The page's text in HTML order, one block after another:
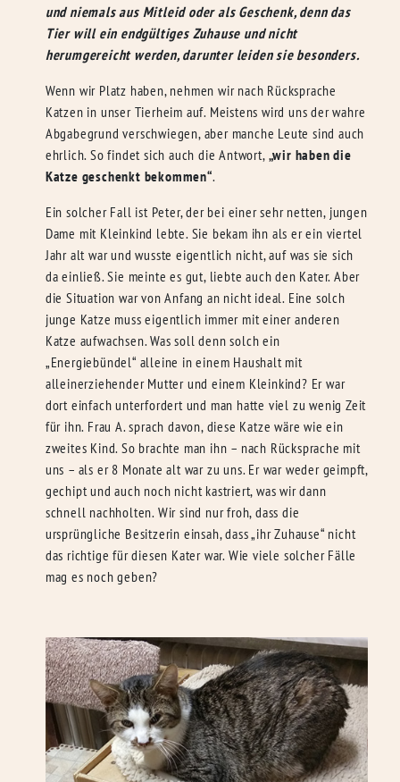
und niemals aus Mitleid oder als Geschenk, denn das
Tier will ein endgültiges Zuhause und nicht
herumgereicht werden, darunter leiden sie besonders.
Wenn wir Platz haben, nehmen wir nach Rücksprache
Katzen in unser Tierheim auf. Meistens wird uns der wahre
Abgabegrund verschwiegen, aber manche Leute sind auch
ehrlich. So findet sich auch die Antwort, „wir haben die
Katze geschenkt bekommen“.
Ein solcher Fall ist Peter, der bei einer sehr netten, jungen
Dame mit Kleinkind lebte. Sie bekam ihn als er ein viertel
Jahr alt war und wusste eigentlich nicht, auf was sie sich
da einließ. Sie meinte es gut, liebte auch den Kater. Aber
die Situation war von Anfang an nicht ideal. Eine solch
junge Katze muss eigentlich immer mit einer anderen
Katze aufwachsen. Was soll denn solch ein
„Energiebündel“ alleine in einem Haushalt mit
alleinerziehender Mutter und einem Kleinkind? Er war
dort einfach unterfordert und man hatte viel zu wenig Zeit
für ihn. Frau A. sprach davon, diese Katze wäre wie ein
zweites Kind. So brachte man ihn – nach Rücksprache mit
uns – als er 8 Monate alt war zu uns. Er war weder geimpft,
gechipt und auch noch nicht kastriert, was wir dann
schnell nachholten. Wir sind nur froh, dass die
ursprüngliche Besitzerin einsah, dass „ihr Zuhause“ nicht
das richtige für diesen Kater war. Wie viele solcher Fälle
mag es noch geben?